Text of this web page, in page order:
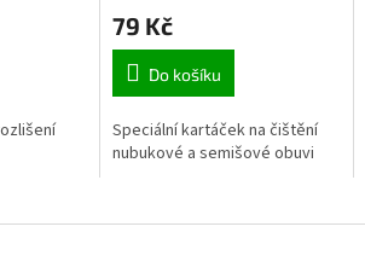
79 Kč
Do košíku
Speciální kartáček na čištění
nubukové a semišové obuvi